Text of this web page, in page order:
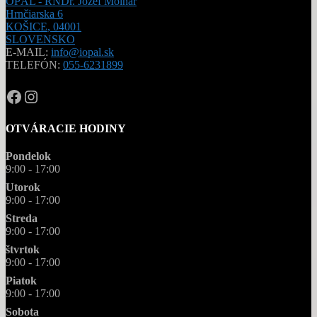
Hrnčiarska 6
KOŠICE, 04001
SLOVENSKO
E-MAIL: info@iopal.sk
TELEFÓN: 055-6231899
OPAL.drahokamy
opal.drahokamy
OTVÁRACIE HODINY
Pondelok
9:00 - 17:00
Utorok
9:00 - 17:00
Streda
9:00 - 17:00
štvrtok
9:00 - 17:00
Piatok
9:00 - 17:00
Sobota